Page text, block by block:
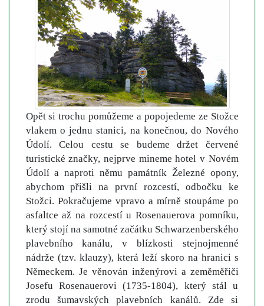
Opět si trochu pomůžeme a popojedeme ze Stožce
vlakem o jednu stanici, na konečnou, do Nového
Údolí. Celou cestu se budeme držet červené
turistické značky, nejprve mineme hotel v Novém
Údolí a naproti němu památník Železné opony,
abychom přišli na první rozcestí, odbočku ke
Stožci. Pokračujeme vpravo a mírně stoupáme po
asfaltce až na rozcestí u Rosenauerova pomníku,
který stojí na samotné začátku Schwarzenberského
plavebního kanálu, v blízkosti stejnojmenné
nádrže (tzv. klauzy), která leží skoro na hranici s
Německem. Je věnován inženýrovi a zeměměřiči
Josefu Rosenauerovi (1735-1804), který stál u
zrodu šumavských plavebních kanálů. Zde si